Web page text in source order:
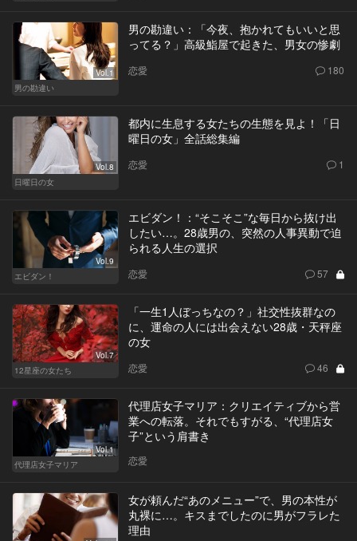
Vol.1
男の勘違い
男の勘違い：「今夜、抱かれてもいいと思
ってる？」高級鮨屋で起きた、男女の惨劇
恋愛 180
Vol.8
日曜日の女
都内に生息する女たちの生態を見よ！「日
曜日の女」全話総集編
恋愛 1
Vol.9
エビダン！
エビダン！：“そこそこ”な毎日から抜け出
したい…。28歳男の、突然の人事異動で迫
られる人生の選択
恋愛 57
Vol.7
12星座の女たち
「一生1人ぼっちなの？」社交性抜群なの
に、運命の人には出会えない28歳・天秤座
の女
恋愛 46
Vol.1
代理店女子マリア
代理店女子マリア：クリエイティブから営
業への転落。それでもすがる、“代理店女
子”という肩書き
恋愛
女が頼んだ“あのメニュー”で、男の本性が
丸裸に…。キスまでしたのに男がフラレた
理由